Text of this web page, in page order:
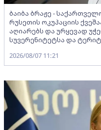
ბაიბა ბრაჟე -
რუსეთის ოკუპაციის
აღიარებს და ურყევად
სუვერენიტეტსა და
2026/08/07 11:21